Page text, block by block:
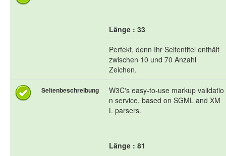
Länge : 33
Perfekt, denn Ihr Seitentitel enthält
zwischen 10 und 70 Anzahl
Zeichen.
Seitenbeschreibung
W3C's easy-to-use markup validatio
n service, based on SGML and XM
L parsers.
Länge : 81